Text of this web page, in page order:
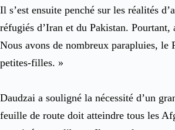
Il s’est ensuite penché sur les réalités
réfugiés d’Iran et du Pakistan.
Nous avons de nombreux parapluies, le
petites-filles. »
Daudzai a souligné la nécessité d’un
feuille de route doit atteindre tous les